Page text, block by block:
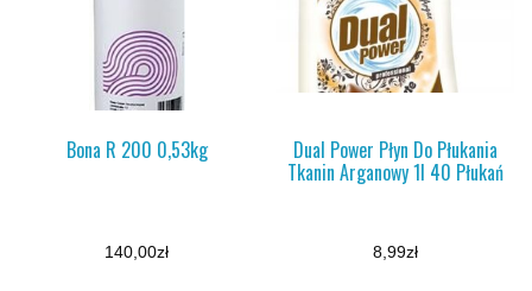
Bona R 200 0,53kg
140,00zł
Dual Power Płyn Do Płukania
Tkanin Arganowy 1l 40 Płukań
8,99zł